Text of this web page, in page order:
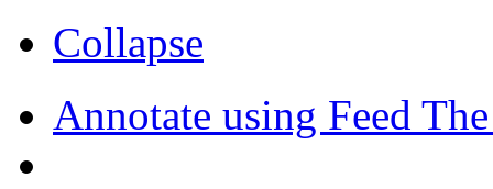
Collapse
Annotate using Feed